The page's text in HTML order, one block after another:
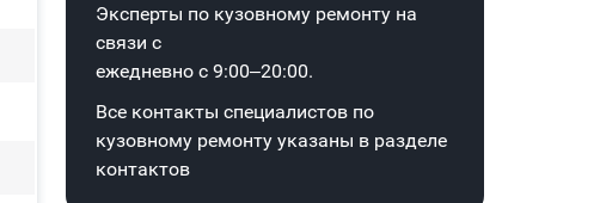
Эксперты по кузовному ремонту на
связи с
ежедневно с 9:00–20:00.
Все контакты специалистов по
кузовному ремонту указаны в разделе
контактов